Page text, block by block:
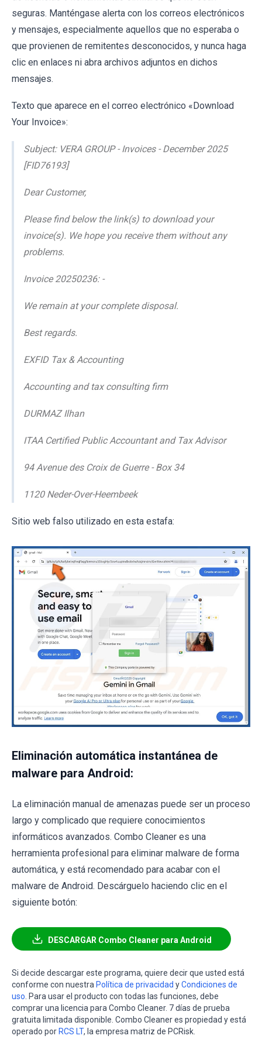
seguras. Manténgase alerta con los correos electrónicos
y mensajes, especialmente aquellos que no esperaba o
que provienen de remitentes desconocidos, y nunca haga
clic en enlaces ni abra archivos adjuntos en dichos
mensajes.
Texto que aparece en el correo electrónico «Download
Your Invoice»:
Subject: VERA GROUP - Invoices - December 2025
[FID76193]
Dear Customer,
Please find below the link(s) to download your
invoice(s). We hope you receive them without any
problems.
Invoice 20250236: -
We remain at your complete disposal.
Best regards.
EXFID Tax & Accounting
Accounting and tax consulting firm
DURMAZ Ilhan
ITAA Certified Public Accountant and Tax Advisor
94 Avenue des Croix de Guerre - Box 34
1120 Neder-Over-Heembeek
Sitio web falso utilizado en esta estafa:
Eliminación automática instantánea de
malware para Android:
La eliminación manual de amenazas puede ser un proceso
largo y complicado que requiere conocimientos
informáticos avanzados. Combo Cleaner es una
herramienta profesional para eliminar malware de forma
automática, y está recomendado para acabar con el
malware de Android. Descárguelo haciendo clic en el
siguiente botón:
DESCARGAR Combo Cleaner para Android
Si decide descargar este programa, quiere decir que usted está
conforme con nuestra Política de privacidad yCondiciones de
uso . Para usar el producto con todas las funciones, debe
comprar una licencia para Combo Cleaner. 7 días de prueba
gratuita limitada disponible. Combo Cleaner es propiedad y está
operado por RCS LT, la empresa matriz de PCRisk.